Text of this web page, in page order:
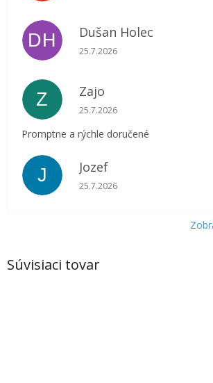
Súvisiaci tovar
DH Dušan Holec
Hodnotenie obchodu je 5 z 5
25.7.2026
Z Zajo
Hodnotenie obchodu je 5 z 5
25.7.2026
Promptne a rýchle doručené
J Jozef
Hodnotenie obchodu je 5 z 5
25.7.2026